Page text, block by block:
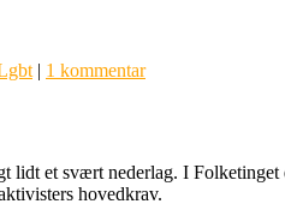
| 1 kommentar
lidt et svært nederlag. I
hovedkrav.